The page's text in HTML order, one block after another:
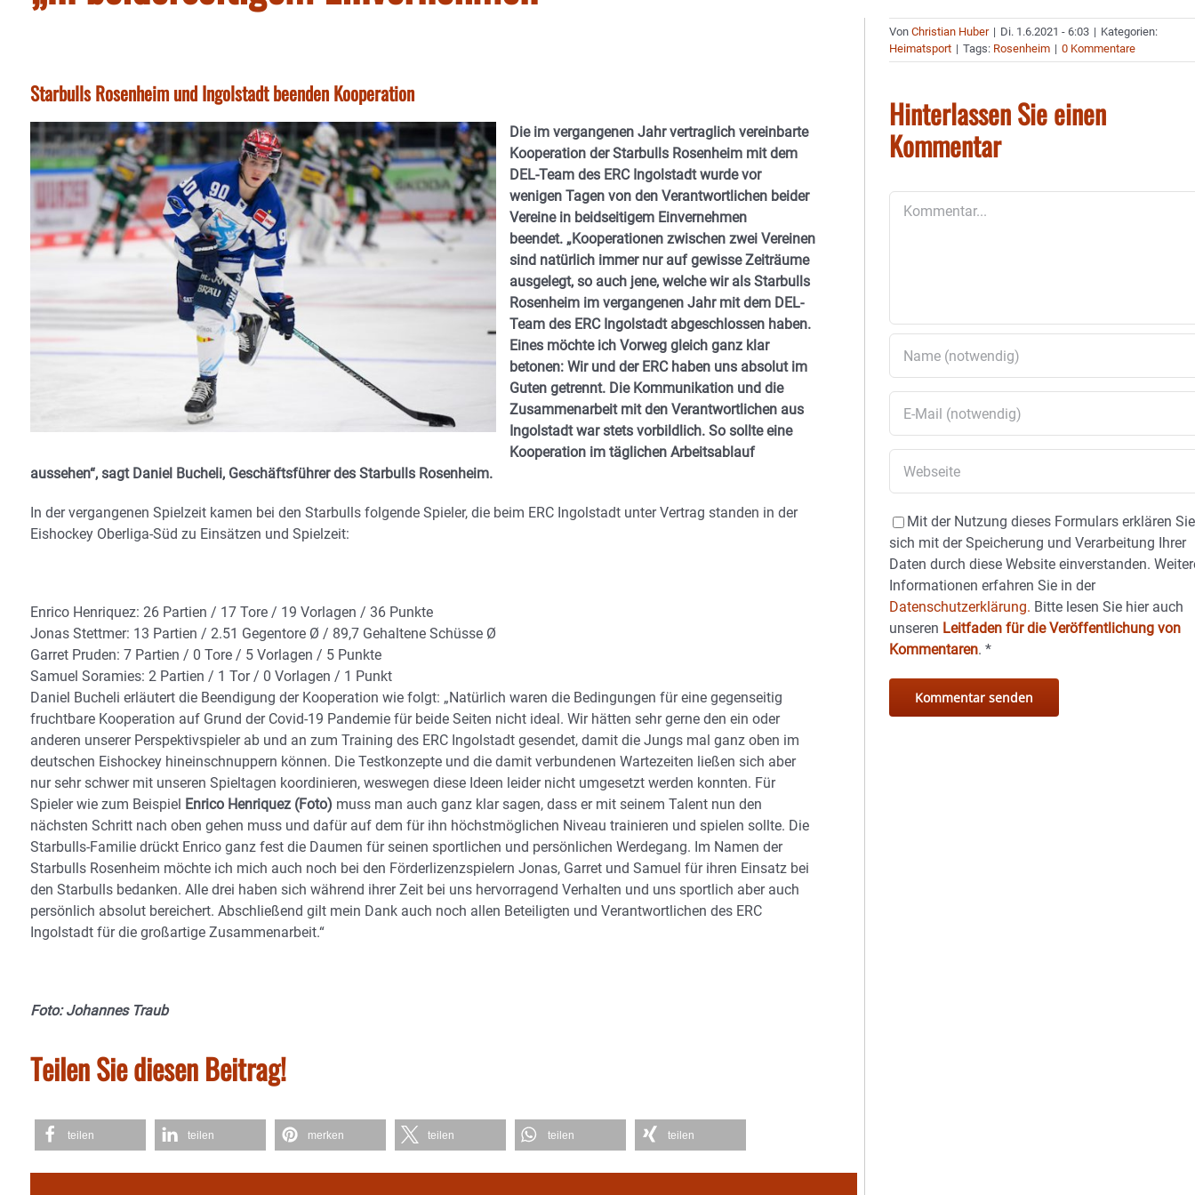
Starbulls Rosenheim und Ingolstadt beenden Kooperation
Die im vergangenen Jahr vertraglich vereinbarte
Kooperation der Starbulls Rosenheim mit dem
DEL-Team des ERC Ingolstadt wurde vor
wenigen Tagen von den Verantwortlichen beider
Vereine in beidseitigem Einvernehmen
beendet. „Kooperationen zwischen zwei Vereinen
sind natürlich immer nur auf gewisse Zeiträume
ausgelegt, so auch jene, welche wir als Starbulls
Rosenheim im vergangenen Jahr mit dem DEL-
Team des ERC Ingolstadt abgeschlossen haben.
Eines möchte ich Vorweg gleich ganz klar
betonen: Wir und der ERC haben uns absolut im
Guten getrennt. Die Kommunikation und die
Zusammenarbeit mit den Verantwortlichen aus
Ingolstadt war stets vorbildlich. So sollte eine
Kooperation im täglichen Arbeitsablauf
aussehen“, sagt Daniel Bucheli, Geschäftsführer des Starbulls Rosenheim.
In der vergangenen Spielzeit kamen bei den Starbulls folgende Spieler, die beim ERC Ingolstadt unter Vertrag standen in der
Eishockey Oberliga-Süd zu Einsätzen und Spielzeit:
Enrico Henriquez: 26 Partien / 17 Tore / 19 Vorlagen / 36 Punkte
Jonas Stettmer: 13 Partien / 2.51 Gegentore Ø / 89,7 Gehaltene Schüsse Ø
Garret Pruden: 7 Partien / 0 Tore / 5 Vorlagen / 5 Punkte
Samuel Soramies: 2 Partien / 1 Tor / 0 Vorlagen / 1 Punkt
Daniel Bucheli erläutert die Beendigung der Kooperation wie folgt: „Natürlich waren die Bedingungen für eine gegenseitig
fruchtbare Kooperation auf Grund der Covid-19 Pandemie für beide Seiten nicht ideal. Wir hätten sehr gerne den ein oder
anderen unserer Perspektivspieler ab und an zum Training des ERC Ingolstadt gesendet, damit die Jungs mal ganz oben im
deutschen Eishockey hineinschnuppern können. Die Testkonzepte und die damit verbundenen Wartezeiten ließen sich aber
nur sehr schwer mit unseren Spieltagen koordinieren, weswegen diese Ideen leider nicht umgesetzt werden konnten. Für
Spieler wie zum Beispiel Enrico Henriquez (Foto) muss man auch ganz klar sagen, dass er mit seinem Talent nun den
nächsten Schritt nach oben gehen muss und dafür auf dem für ihn höchstmöglichen Niveau trainieren und spielen sollte. Die
Starbulls-Familie drückt Enrico ganz fest die Daumen für seinen sportlichen und persönlichen Werdegang. Im Namen der
Starbulls Rosenheim möchte ich mich auch noch bei den Förderlizenzspielern Jonas, Garret und Samuel für ihren Einsatz bei
den Starbulls bedanken. Alle drei haben sich während ihrer Zeit bei uns hervorragend Verhalten und uns sportlich aber auch
persönlich absolut bereichert. Abschließend gilt mein Dank auch noch allen Beteiligten und Verantwortlichen des ERC
Ingolstadt für die großartige Zusammenarbeit.“
Foto: Johannes Traub
Teilen Sie diesen Beitrag!
teilen teilen merken teilen teilen teilen
VonChristian Huber | Di. 1.6.2021 - 6:03 | Kategorien:
Heimatsport | Tags: Rosenheim | 0 Kommentare
Hinterlassen Sie einen
Kommentar
Mit der Nutzung dieses Formulars erklären Sie
sich mit der Speicherung und Verarbeitung Ihrer
Daten durch diese Website einverstanden.
Informationen erfahren Sie in der
Datenschutzerklärung. Bitte lesen Sie hier auch
unseren Leitfaden für die Veröffentlichung von
Kommentaren.*